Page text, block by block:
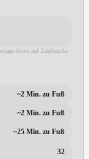
Score auf Zählbezirke
~2 Min. zu Fuß
~2 Min. zu Fuß
~25 Min. zu Fuß
32